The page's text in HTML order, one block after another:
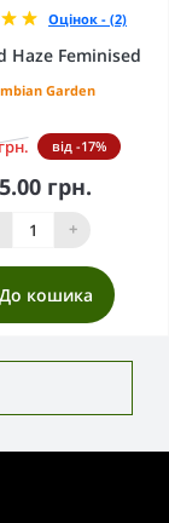
Оцінок - (2)
Haze Feminised
Garden
від -17%
грн.
+
До кошика